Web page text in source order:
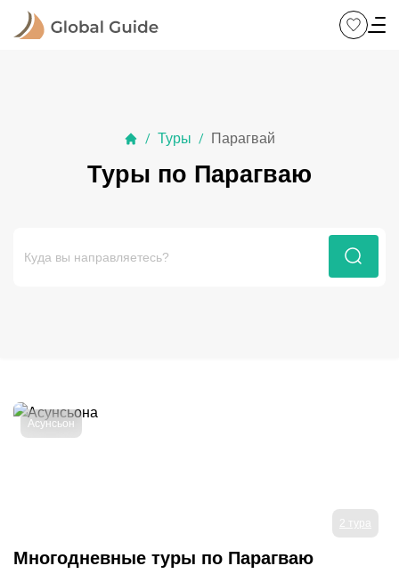
/ Туры / Парагвай
Туры по Парагваю
Асунсьон
2 тура
Многодневные туры по Парагваю